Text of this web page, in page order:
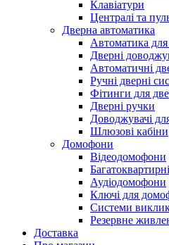
Клавіатури
Централі та
Дверна автоматика
Автоматика для
Дверні
Автоматичні
Ручні дверні
Фітинги для
Дверні ручки
Доводжувачі
Шлюзові кабіни
Домофони
Відеодомофони
Аудіодомофони
Ключі для
Системи
Резервне
Доставка